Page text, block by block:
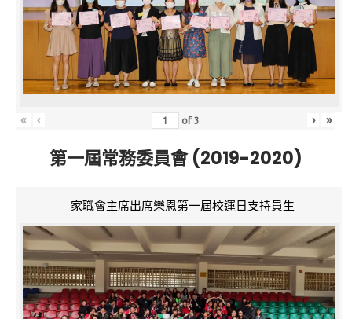
« ‹ of3 › »
第一屆常務委員會 (2019-2020)
家職會主席出席樂恩第一屆校運日支持員生